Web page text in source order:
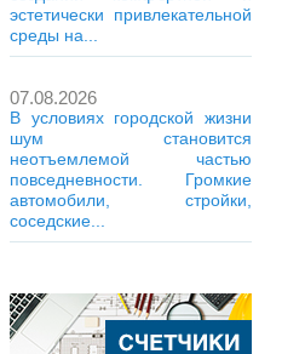
эстетически привлекательной
среды на...
07.08.2026
В условиях городской жизни
шум становится
неотъемлемой частью
повседневности. Громкие
автомобили, стройки,
соседские...